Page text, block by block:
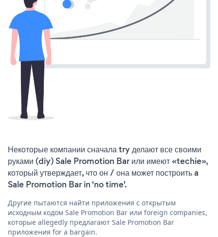
Некоторые компании сначала try делают все своими
руками (diy) Sale Promotion Bar или имеют «techie»,
который утверждает, что он / она может построить a
Sale Promotion Bar in 'no time'.
Другие пытаются найти приложения с открытым
исходным кодом Sale Promotion Bar или foreign companies,
которые allegedly предлагают Sale Promotion Bar
приложения for a bargain.